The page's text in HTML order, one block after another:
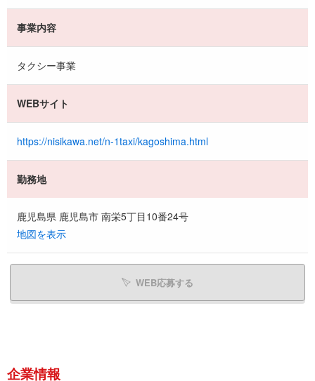
事業内容
タクシー事業
WEBサイト
https://nisikawa.net/n-1taxi/kagoshima.html
勤務地
鹿児島県 鹿児島市 南栄5丁目10番24号
地図を表示
WEB応募する
企業情報